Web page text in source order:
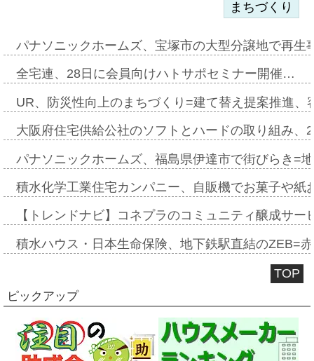
まちづくり
パナソニックホームズ、宝塚市の大型分譲地で再
全宅連、28日に会員向けハトサポセミナー開催…
UR、防災性向上のまちづくり=建て替え提案推進
大阪府住宅供給公社のソフトとハードの取り組み
パナソニックホームズ、福島県伊達市で街びらき=
積水化学工業住宅カンパニー、自販機でお菓子や
【トレンドナビ】コネプラのコミュニティ醸成サ
積水ハウス・日本生命保険、地下鉄駅直結のZEB=
TOP
ピックアップ